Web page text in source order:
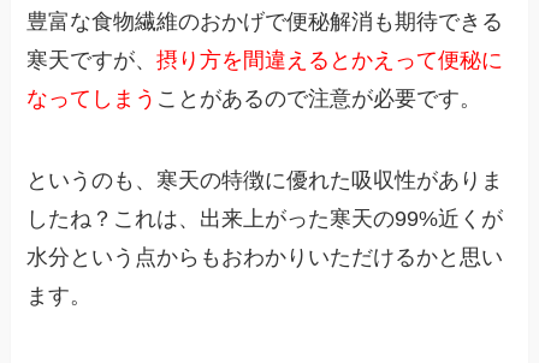
豊富な食物繊維のおかげで便秘解消も期待できる
寒天ですが、摂り方を間違えるとかえって便秘に
なってしまう ことがあるので注意が必要です。
というのも、寒天の特徴に優れた吸収性がありま
したね？これは、出来上がった寒天の99%近くが
水分という点からもおわかりいただけるかと思い
ます。